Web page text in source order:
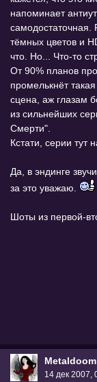
напоминает
тёмных цветов и
что. Но... Что-то
От 90% планов
промелькнёт
сцена, аж глазам
из сильнейших
Смерти".
Кстати, серии тут
Да, в эндинге
за это уважаю.
Шоты из первой-
Metaldoom
14 дек 2007,